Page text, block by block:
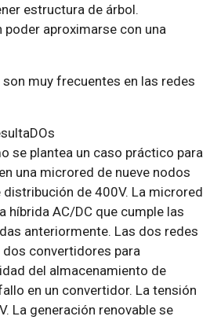
estructura de árbol.
poder aproximarse con una
muy frecuentes en las redes
se plantea un caso práctico para
una microred de nueve nodos
de 400V. La microred
híbrida AC/DC que cumple las
anteriormente. Las dos redes
convertidores para
del almacenamiento de
en un convertidor. La tensión
La generación renovable se